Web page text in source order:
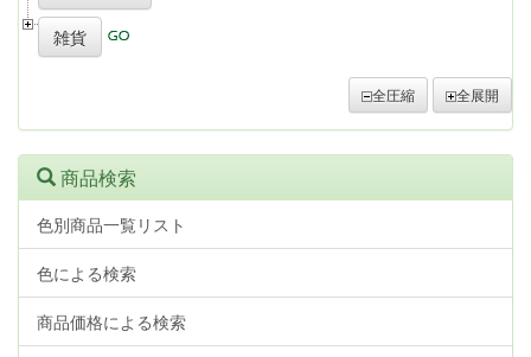
雑貨
全圧縮 全展開
商品検索
色別商品一覧リスト
色による検索
商品価格による検索